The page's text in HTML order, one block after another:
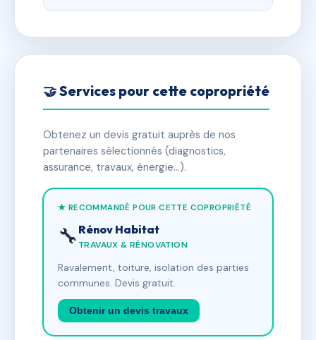
🤝 Services pour cette copropriété
Obtenez un devis gratuit auprès de nos
partenaires sélectionnés (diagnostics,
assurance, travaux, énergie…).
★ RECOMMANDÉ POUR CETTE COPROPRIÉTÉ
🔧 Rénov Habitat
TRAVAUX & RÉNOVATION
Ravalement, toiture, isolation des parties
communes. Devis gratuit.
Obtenir un devis travaux